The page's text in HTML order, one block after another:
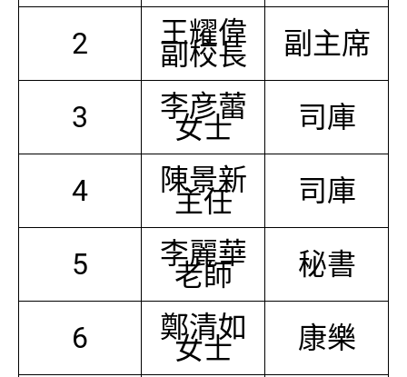
2 王耀偉
副校長 副主席
3 李彦蕾
女士 司庫
4 陳景新
主任 司庫
5 李麗華
老師 秘書
6 鄭清如
女士 康樂